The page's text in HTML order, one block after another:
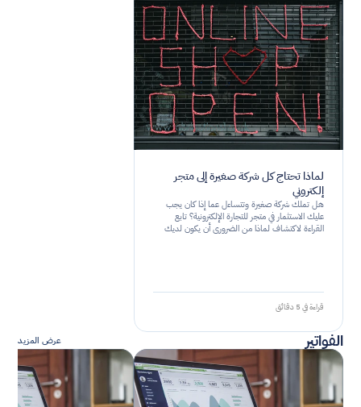
لماذا تحتاج كل شركة صغيرة إلى متجر
إلكتروني
هل تملك شركة صغيرة وتتساءل عما إذا كان يجب
عليك الاستثمار في متجر للتجارة الإلكترونية؟ تابع
القراءة لاكتشاف لماذا من الضروري أن يكون لديك
قراءة في 5 دقائق
الفواتير عرض المزيد